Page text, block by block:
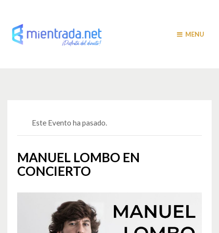
MENU
Este Evento ha pasado.
MANUEL LOMBO EN
CONCIERTO